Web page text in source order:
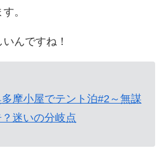
。
んですね！
摩小屋でテント泊#2～無謀
迷いの分岐点